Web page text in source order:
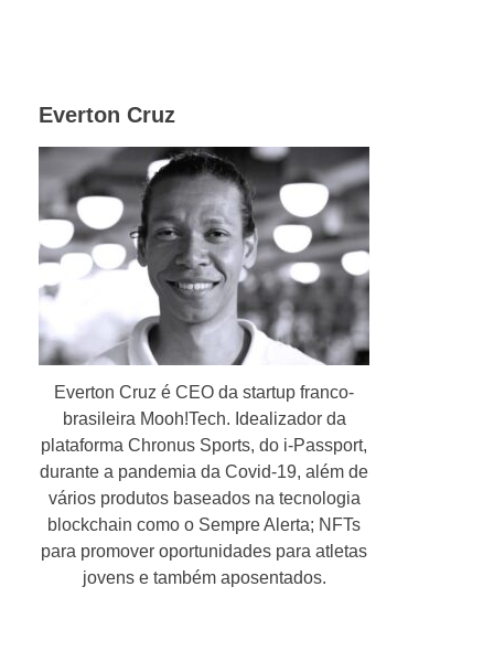
Everton Cruz
Everton Cruz é CEO da startup franco-
brasileira Mooh!Tech. Idealizador da
plataforma Chronus Sports, do i-Passport,
durante a pandemia da Covid-19, além de
vários produtos baseados na tecnologia
blockchain como o Sempre Alerta; NFTs
para promover oportunidades para atletas
jovens e também aposentados.